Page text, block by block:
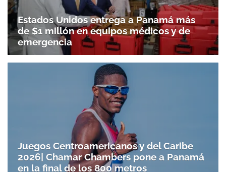
Estados Unidos entrega a Panamá más
de $1 millón en equipos médicos y de
emergencia
Juegos Centroamericanos y del Caribe
2026| Chamar Chambers pone a Panamá
en la final de los 800 metros